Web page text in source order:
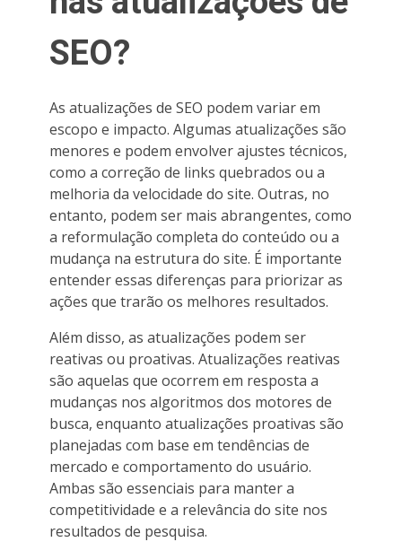
SEO?
As atualizações de SEO podem variar em
escopo e impacto. Algumas atualizações são
menores e podem envolver ajustes técnicos,
como a correção de links quebrados ou a
melhoria da velocidade do site. Outras, no
entanto, podem ser mais abrangentes, como
a reformulação completa do conteúdo ou a
mudança na estrutura do site. É importante
entender essas diferenças para priorizar as
ações que trarão os melhores resultados.
Além disso, as atualizações podem ser
reativas ou proativas. Atualizações reativas
são aquelas que ocorrem em resposta a
mudanças nos algoritmos dos motores de
busca, enquanto atualizações proativas são
planejadas com base em tendências de
mercado e comportamento do usuário.
Ambas são essenciais para manter a
competitividade e a relevância do site nos
resultados de pesquisa.